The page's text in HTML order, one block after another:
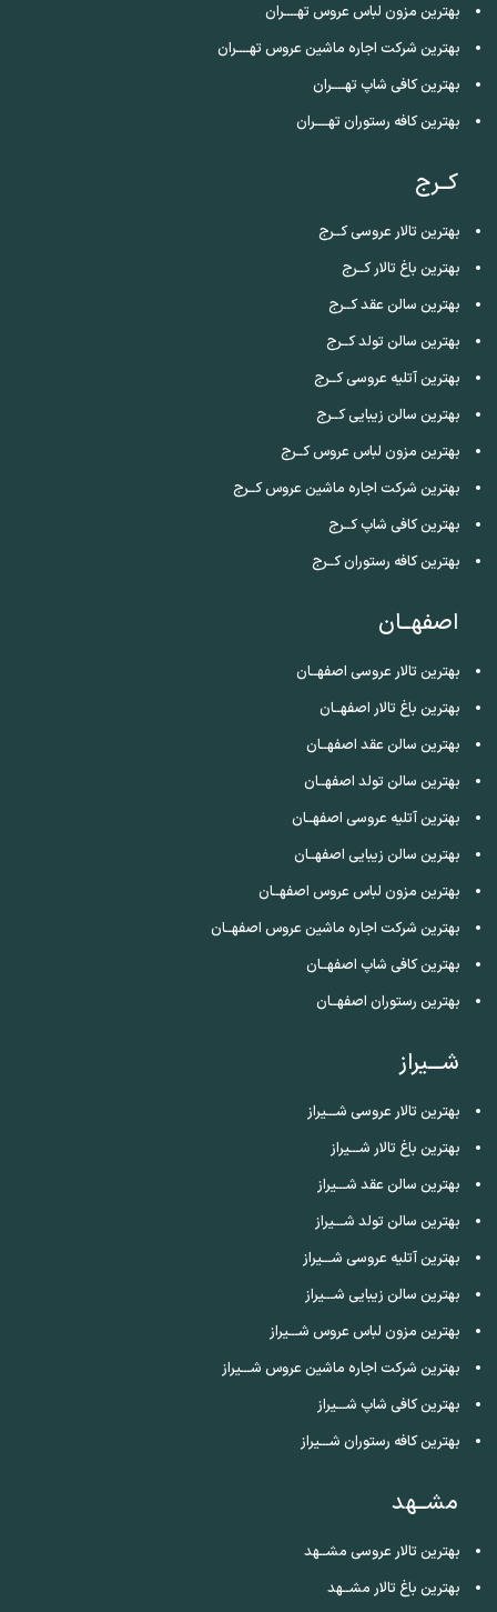
بهترین مزون لباس عروس تهــــران
بهترین شرکت اجاره ماشین عروس تهــــران
بهترین کافی شاپ تهــــران
بهترین کافه رستوران تهــــران
کــرج
بهترین تالار عروسی کــرج
بهترین باغ تالار کــرج
بهترین سالن عقد کــرج
بهترین سالن تولد کــرج
بهترین آتلیه عروسی کــرج
بهترین سالن زیبایی کــرج
بهترین مزون لباس عروس کــرج
بهترین شرکت اجاره ماشین عروس کــرج
بهترین کافی شاپ کــرج
بهترین کافه رستوران کــرج
اصفهــان
بهترین تالار عروسی اصفهــان
بهترین باغ تالار اصفهــان
بهترین سالن عقد اصفهــان
بهترین سالن تولد اصفهــان
بهترین آتلیه عروسی اصفهــان
بهترین سالن زیبایی اصفهــان
بهترین مزون لباس عروس اصفهــان
بهترین شرکت اجاره ماشین عروس اصفهــان
بهترین کافی شاپ اصفهــان
بهترین رستوران اصفهــان
شـــیراز
بهترین تالار عروسی شـــیراز
بهترین باغ تالار شـــیراز
بهترین سالن عقد شـــیراز
بهترین سالن تولد شـــیراز
بهترین آتلیه عروسی شـــیراز
بهترین سالن زیبایی شـــیراز
بهترین مزون لباس عروس شـــیراز
بهترین شرکت اجاره ماشین عروس شـــیراز
بهترین کافی شاپ شـــیراز
بهترین کافه رستوران شـــیراز
مشــهد
بهترین تالار عروسی مشــهد
بهترین باغ تالار مشــهد